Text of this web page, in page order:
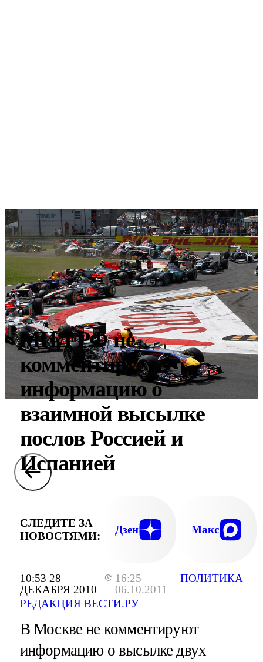
10:53 28
ДЕКАБРЯ 2010
16:25
06.10.2011
РЕДАКЦИЯ ВЕСТИ.РУ
ПОЛИТИКА
МИД РФ не
комментирует
информацию о
взаимной высылке
послов Россией и
Испанией
СЛЕДИТЕ ЗА
НОВОСТЯМИ:
Дзен Макс
В Москве не комментируют
информацию о высылке двух